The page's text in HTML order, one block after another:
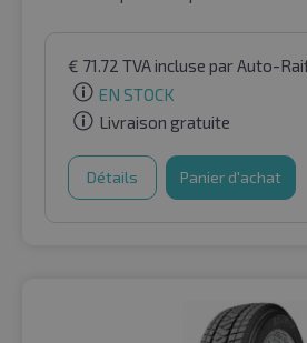
€ 71.72 TVA incluse par Auto-
EN STOCK
Livraison gratuite
Détails Panier d'achat